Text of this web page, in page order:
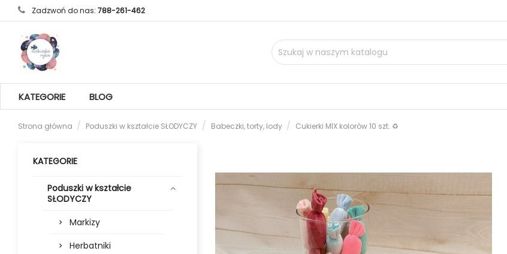
Zadzwoń do nas: 788-261-462
KATEGORIE BLOG
Strona główna Poduszki w kształcie SŁODYCZY Babeczki, torty, lody Cukierki MIX kolorów 10 szt. ♻️
KATEGORIE
Poduszki w kształcie
SŁODYCZY
Markizy
Herbatniki